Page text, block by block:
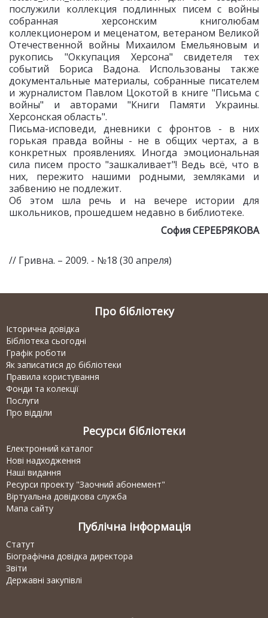
послужили коллекция подлинных писем с войны
собранная херсонским книголюбам
коллекционером и меценатом, ветераном Великой
Отечественной войны Михаилом Емельяновым и
рукопись "Оккупация Херсона" свидетеля тех
событий Бориса Вадона. Использованы также
документальные материалы, собранные писателем
и журналистом Павлом Цокотой в книге "Письма с
войны" и авторами "Книги Памяти Украины.
Херсонская область".
Письма-исповеди, дневники с фронтов - в них
горькая правда войны - не в общих чертах, а в
конкретных проявлениях. Иногда эмоциональная
сила писем просто "зашкаливает"! Ведь всё, что в
них, пережито нашими родными, земляками и
забвению не подлежит.
Об этом шла речь и на вечере истории для
школьников, прошедшем недавно в библиотеке.
София СЕРЕБРЯКОВА
// Гривна. – 2009. - №18 (30 апреля)
Про бібліотеку
Історична довідка
Бібліотека сьогодні
Графік роботи
Як записатися до бібліотеки
Правила користування
Фонди та колекції
Послуги
Про відділи
Ресурси бібліотеки
Електронний каталог
Нові надходження
Наші видання
Ресурси проекту "Заочний абонемент"
Віртуальна довідкова служба
Мапа сайту
Публічна інформація
Статут
Біографічна довідка директора
Звіти
Державні закупівлі